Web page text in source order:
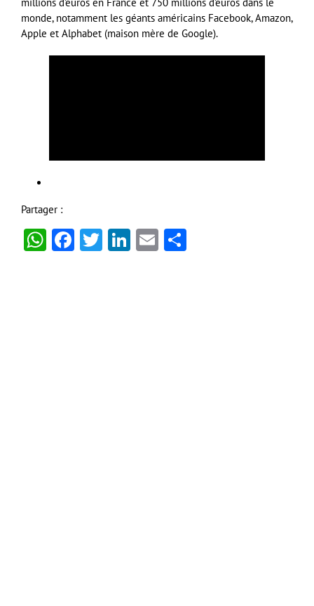
monde, notamment les géants américains Facebook, Amazon,
Apple et Alphabet (maison mère de Google).
Partager :
WhatsApp
Facebook
Twitter
LinkedIn
Email